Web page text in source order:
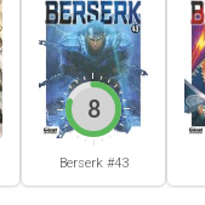
Berserk #43
8